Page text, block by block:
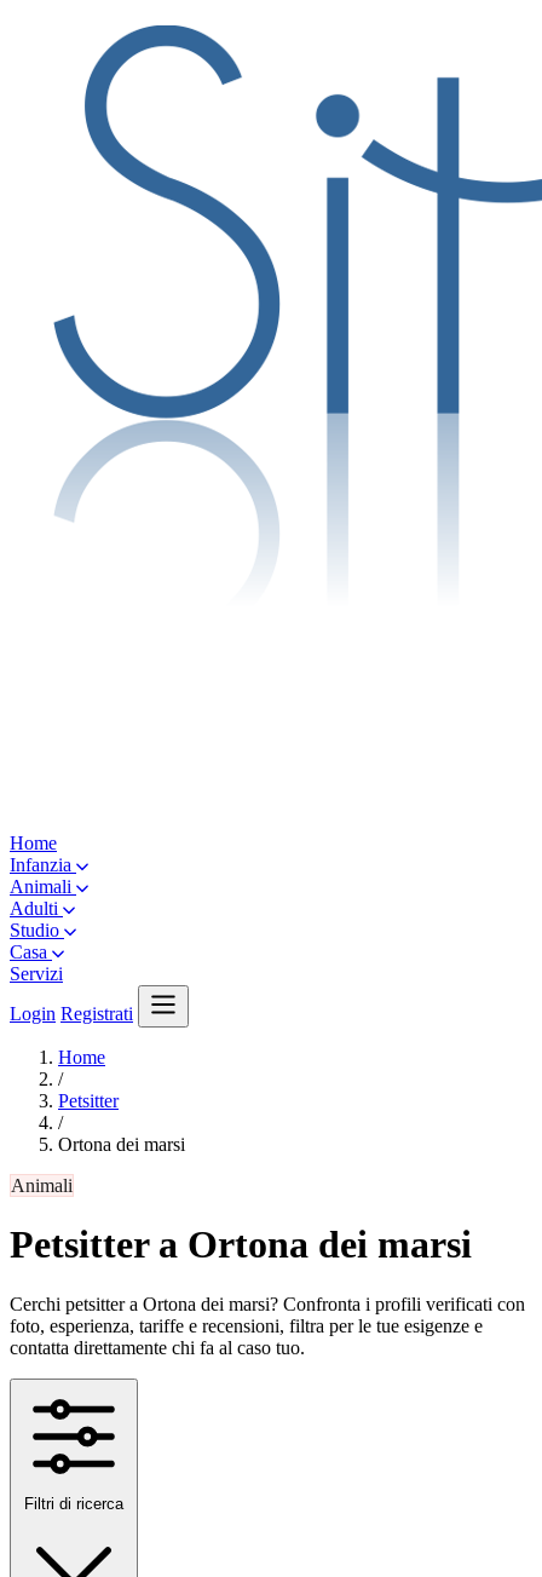
Home
Infanzia
Animali
Adulti
Studio
Casa
Servizi
Login Registrati
Home
/
Petsitter
/
Ortona dei marsi
Animali
Petsitter a Ortona dei marsi
Cerchi petsitter a Ortona dei marsi? Confronta i profili verificati con
foto, esperienza, tariffe e recensioni, filtra per le tue esigenze e
contatta direttamente chi fa al caso tuo.
Filtri di ricerca